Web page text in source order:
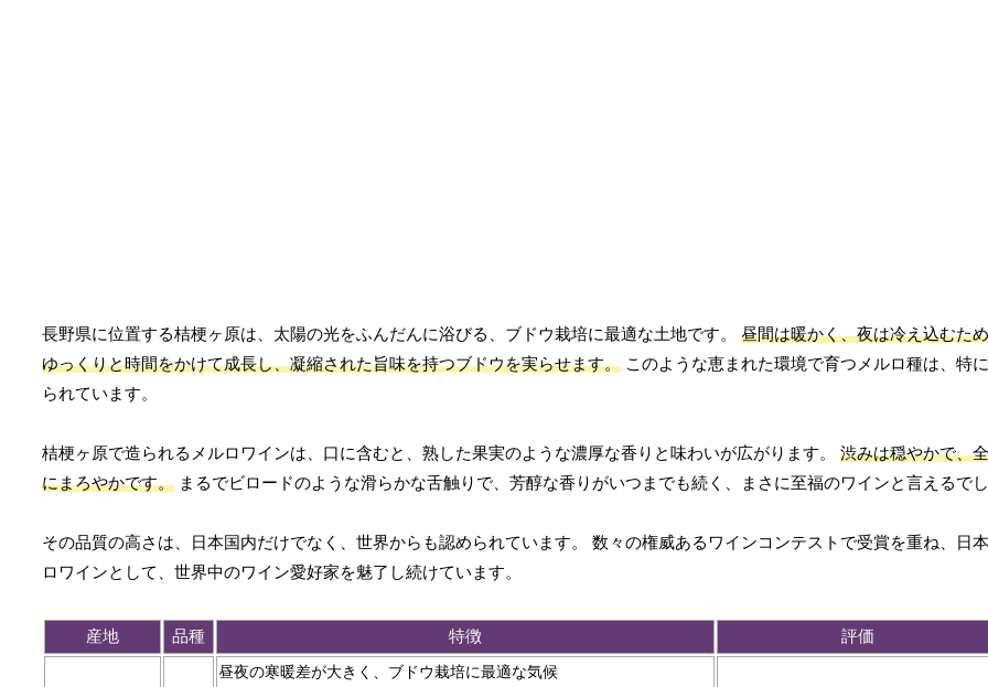
長野県に位置する桔梗ヶ原は、太陽の光をふんだんに浴びる、ブドウ栽培に最適な土地です。 昼間は暖かく、夜は冷え込むた
ゆっくりと時間をかけて成長し、凝縮された旨味を持つブドウを実らせます。 このような恵まれた環境で育つメルロ種は、特
られています。
桔梗ヶ原で造られるメルロワインは、口に含むと、熟した果実のような濃厚な香りと味わいが広がります。 渋みは穏やかで、
にまろやかです。 まるでビロードのような滑らかな舌触りで、芳醇な香りがいつまでも続く、まさに至福のワインと言えるでし
その品質の高さは、日本国内だけでなく、世界からも認められています。 数々の権威あるワインコンテストで受賞を重ね、日
ロワインとして、世界中のワイン愛好家を魅了し続けています。
産地 品種 特徴 評価
昼夜の寒暖差が大きく、ブドウ栽培に最適な気候